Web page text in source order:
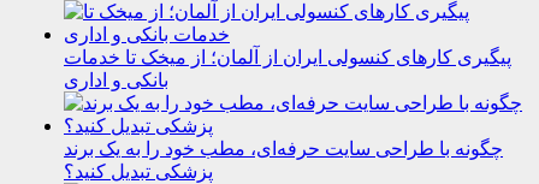
پیگیری کارهای کنسولی ایران از آلمان؛ از میخک تا خدمات
بانکی و اداری
چگونه با طراحی سایت حرفه‌ای، مطب خود را به یک برند
پزشکی تبدیل کنید؟